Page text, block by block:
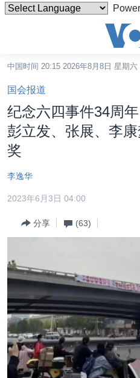
碍
链
接
跳
转
到
容
导
跳
转
检
索
中国
台湾
欧洲
非洲
美洲
全球议题
科教·文娱·体健
军事
劳工
环境
白宫要闻
国会报道
美中关系
美国建国250周年
埃博拉疫情
VOA视频
VOA今日焦点
中文广播
关注我们
中国时间 20:15 2026年8月8日 星期六
国会报道
纪念六四事件34周
彭立发、张展、李
奖
李逸华
2023年6月3日 04:00
分享 (63)